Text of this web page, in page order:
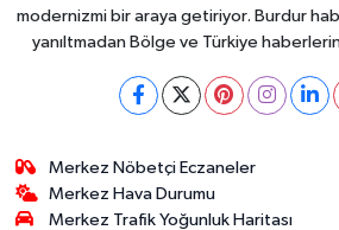
modernizmi bir araya getiriyor. Burdur
yanıltmadan Bölge ve Türkiye
Merkez Nöbetçi Eczaneler
Merkez Hava Durumu
Merkez Trafik Yoğunluk Haritası